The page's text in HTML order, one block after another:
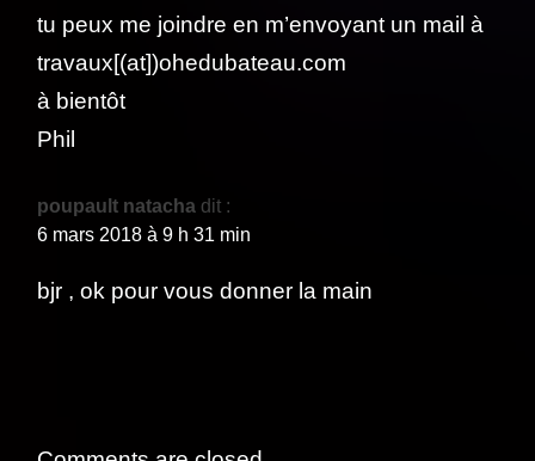
tu peux me joindre en m’envoyant un mail à
travaux[(at])ohedubateau.com
à bientôt
Phil
poupault natacha dit :
6 mars 2018 à 9 h 31 min
bjr , ok pour vous donner la main